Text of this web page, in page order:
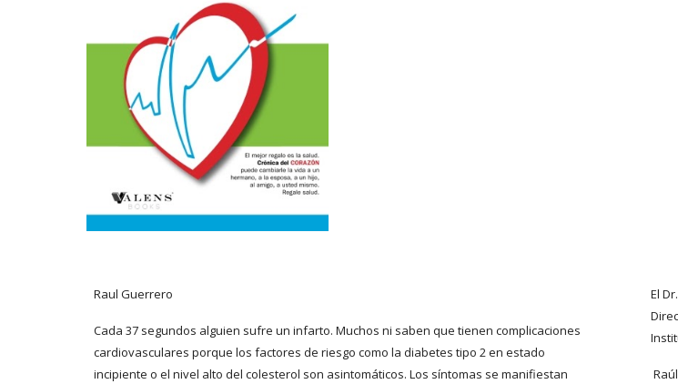
Raul Guerrero
Cada 37 segundos alguien sufre un infarto. Muchos ni saben que tienen complicaciones
cardiovasculares porque los factores de riesgo como la diabetes tipo 2 en estado
incipiente o el nivel alto del colesterol son asintomáticos. Los síntomas se manifiestan
El